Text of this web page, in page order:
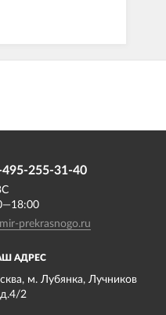
АДРЕС
м. Лубянка, Лучников
д.4/2
495-255-31-40
prekrasnogo.ru